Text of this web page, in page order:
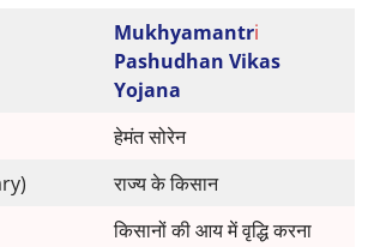
Mukhyamantri
Pashudhan Vikas
Yojana
हेमंत सोरेन
राज्य के किसान
किसानों की आय में वृद्धि करना